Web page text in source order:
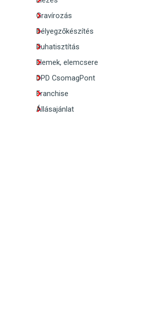
Gravírozás
Bélyegzőkészítés
Ruhatisztítás
Elemek, elemcsere
DPD CsomagPont
Franchise
Állásajánlat